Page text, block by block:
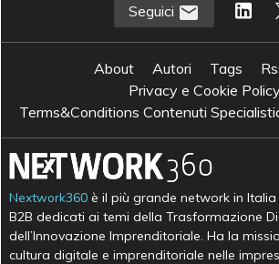
Seguici
About Autori Tags
Privacy e Cookie
Terms&Conditions Contenuti
Nextwork360 è il più grande network in
B2B dedicati ai temi della Trasformazione
dell’Innovazione Imprenditoriale. Ha la
cultura digitale e imprenditoriale nelle